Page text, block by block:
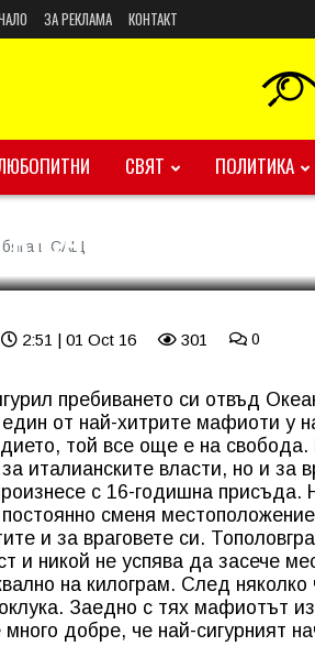
ЗА РЕКЛАМА КОНТАКТ
СВЯТ ПОЛИТИКА
в САЩ
САЩ
2:51 | 01 Oct 16 301 0
пребиването си отвъд
от най-хитрите мафиоти у
той все още е на свобода.
италианските власти, но и за
с 16-годишна присъда.
сменя
и за враговете си.
и никой не успява да засече
на килограм. След
Заедно с тях мафиотът
добре, че най-сигурният